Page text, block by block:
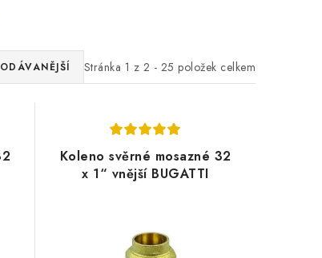
Stránka 1 z 2 - 25 položek celkem
Koleno svěrné mosazné 32
x 1“ vnější BUGATTI